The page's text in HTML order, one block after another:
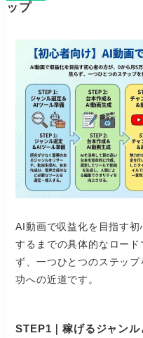
ップ
AI動画で収益化を目指す
するまでの具体的なロー
ず、一つひとつのステッ
功への近道です。
STEP1｜稼げるジャン